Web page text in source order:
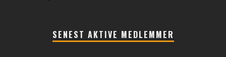
SENEST AKTIVE MEDLEMMER